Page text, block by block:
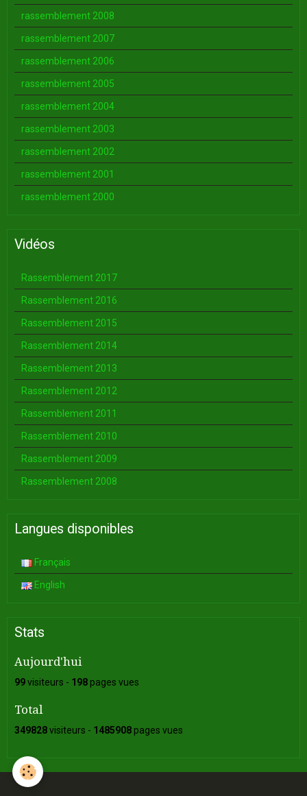
rassemblement 2008
rassemblement 2007
rassemblement 2006
rassemblement 2005
rassemblement 2004
rassemblement 2003
rassemblement 2002
rassemblement 2001
rassemblement 2000
Vidéos
Rassemblement 2017
Rassemblement 2016
Rassemblement 2015
Rassemblement 2014
Rassemblement 2013
Rassemblement 2012
Rassemblement 2011
Rassemblement 2010
Rassemblement 2009
Rassemblement 2008
Langues disponibles
Français
English
Stats
Aujourd'hui
99visiteurs - 198pages vues
Total
349828visiteurs - 1485908pages vues